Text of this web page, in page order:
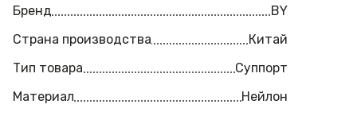
Бренд
BY
Страна производства
Китай
Тип товара
Суппорт
Материал
Нейлон